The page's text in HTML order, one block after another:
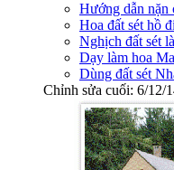
Hướng dẫn nặn
Hoa đất sét hồ
Nghịch đất sét
Dạy làm hoa
Dùng đất sét
Chỉnh sửa cuối: 6/12/